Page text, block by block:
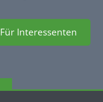
Für Interessenten